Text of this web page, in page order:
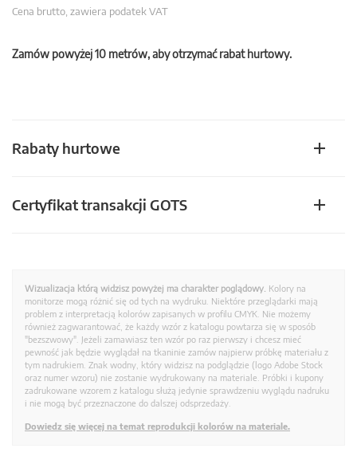
Cena brutto, zawiera podatek VAT
Zamów powyżej 10 metrów, aby otrzymać rabat hurtowy.
Rabaty hurtowe
Certyfikat transakcji GOTS
Wizualizacja którą widzisz powyżej ma charakter poglądowy. Kolory na
monitorze mogą różnić się od tych na wydruku. Niektóre przeglądarki mają
problem z interpretacją kolorów zapisanych w profilu CMYK. Nie możemy
również zagwarantować, że każdy wzór z katalogu powtarza się w sposób
"bezszwowy". Jeżeli zamawiasz ten wzór po raz pierwszy i chcesz mieć
pewność jak będzie wyglądał na tkaninie zamów najpierw próbkę materiału z
tym nadrukiem. Znak wodny, który widzisz na podglądzie (logo Adobe Stock
oraz numer wzoru) nie zostanie wydrukowany na materiale. Próbki i kupony
zadrukowane wzorem z katalogu służą jedynie sprawdzeniu wyglądu nadruku
i nie mogą być przeznaczone do dalszej odsprzedaży.
Dowiedz się więcej na temat reprodukcji kolorów na materiale.